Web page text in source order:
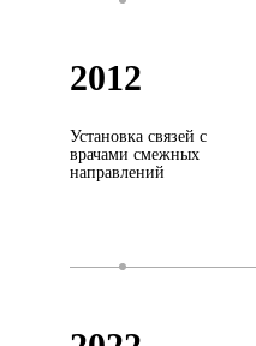
2012
Установка связей с
врачами смежных
направлений